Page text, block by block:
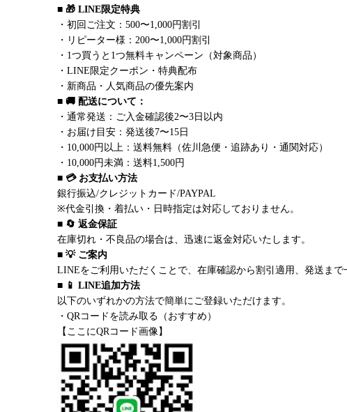
■ 🎁 LINE限定特典
・初回ご注文：500〜1,000円割引
・リピーター様：200〜1,000円割引
・1つ買うと1つ無料キャンペーン（対象商品）
・LINE限定クーポン・特典配布
・新商品・人気商品の優先案内
■ 🚚 配送について：
・通常発送：ご入金確認後2〜3日以内
・お届け目安：発送後7〜15日
・10,000円以上：送料無料（佐川急便・追跡あり・通関対応）
・10,000円未満：送料1,500円
■ 💳 お支払い方法
銀行振込/クレジットカード/PAYPAL
※代金引換・着払い・日時指定は対応しておりません。
■ 🔄 返金保証
在庫切れ・不良品の場合は、迅速に返金対応いたします。
■ 💡 ご案内
LINEをご利用いただくことで、在庫確認から割引適用、発送ま
■ 📱 LINE追加方法
以下のいずれかの方法で簡単にご登録いただけます。
・QRコードを読み取る（おすすめ）
【ここにQRコード画像】